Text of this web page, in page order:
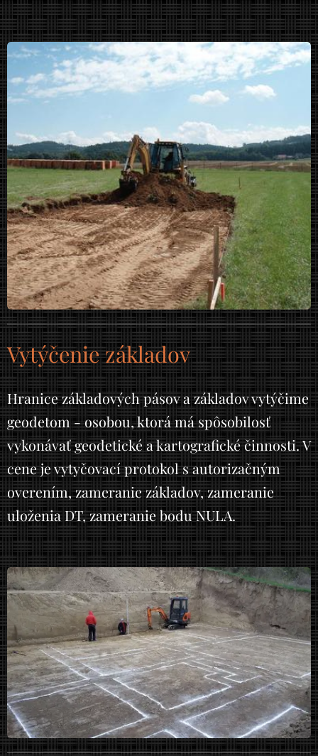
Vytýčenie základov
Hranice základových pásov a základov vytýčime
geodetom - osobou, ktorá má spôsobilosť
vykonávať geodetické a kartografické činnosti. V
cene je vytyčovací protokol s autorizačným
overením, zameranie základov, zameranie
uloženia DT, zameranie bodu NULA.